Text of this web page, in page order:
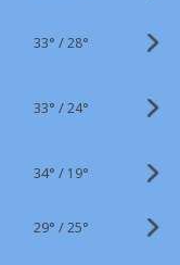
33° /28°
33° /24°
34° / 19°
29° /25°